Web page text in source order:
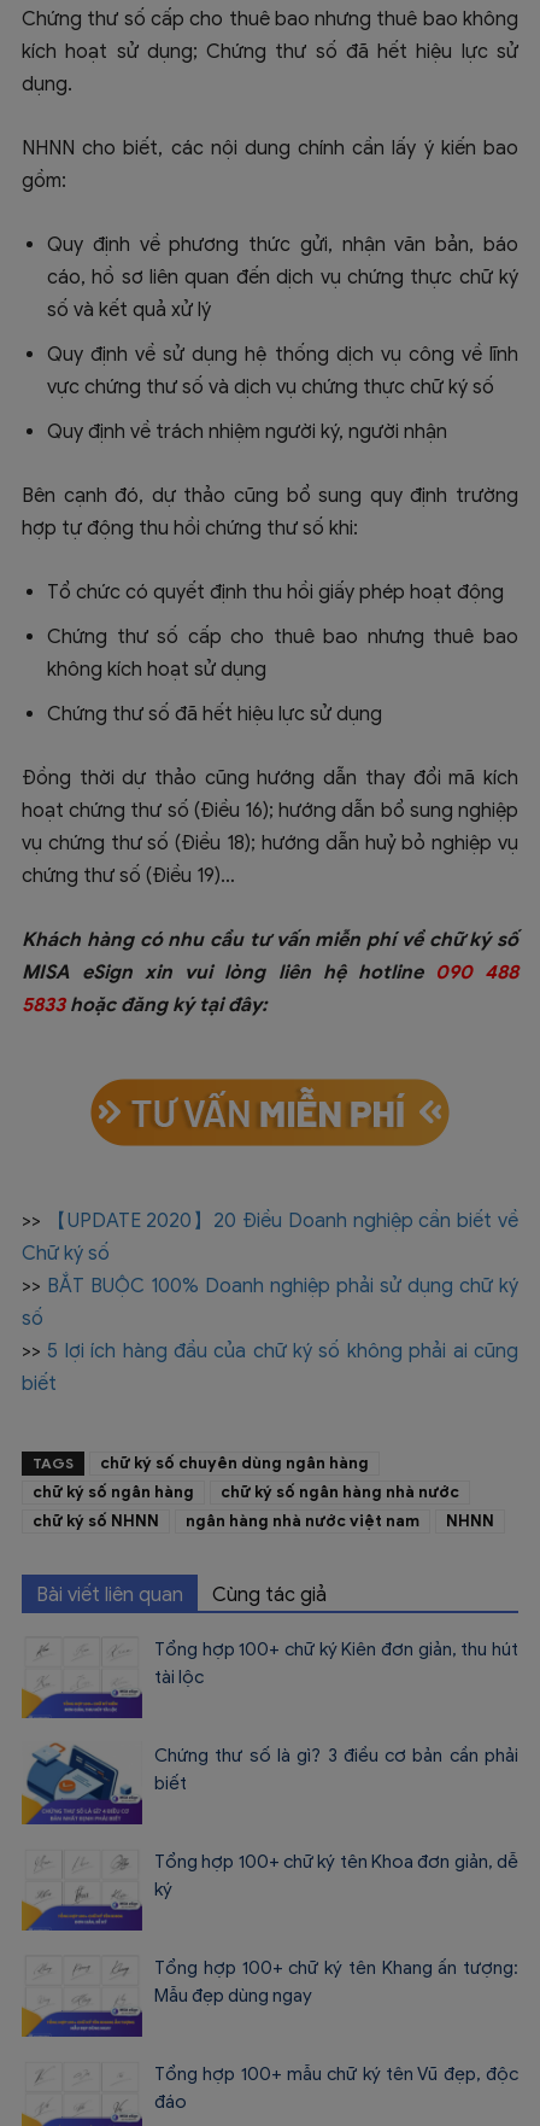
Chứng thư số cấp cho thuê bao nhưng thuê bao không
kích hoạt sử dụng; Chứng thư số đã hết hiệu lực sử
dụng.
NHNN cho biết, các nội dung chính cần lấy ý kiến bao
gồm:
Quy định về phương thức gửi, nhận văn bản, báo
cáo, hồ sơ liên quan đến dịch vụ chứng thực chữ ký
số và kết quả xử lý
Quy định về sử dụng hệ thống dịch vụ công về lĩnh
vực chứng thư số và dịch vụ chứng thực chữ ký số
Quy định về trách nhiệm người ký, người nhận
Bên cạnh đó, dự thảo cũng bổ sung quy định trường
hợp tự động thu hồi chứng thư số khi:
Tổ chức có quyết định thu hồi giấy phép hoạt động
Chứng thư số cấp cho thuê bao nhưng thuê bao
không kích hoạt sử dụng
Chứng thư số đã hết hiệu lực sử dụng
Đồng thời dự thảo cũng hướng dẫn thay đổi mã kích
hoạt chứng thư số (Điều 16); hướng dẫn bổ sung nghiệp
vụ chứng thư số (Điều 18); hướng dẫn huỷ bỏ nghiệp vụ
chứng thư số (Điều 19)…
Khách hàng có nhu cầu tư vấn miễn phí về chữ ký số
MISA eSign xin vui lòng liên hệ hotline 090 488
5833hoặc đăng ký tại đây:
>>
【UPDATE 2020】20 Điều Doanh nghiệp cần biết về
Chữ ký số
>> BẮT BUỘC 100% Doanh nghiệp phải sử dụng chữ ký
số
>> 5 lợi ích hàng đầu của chữ ký số không phải ai cũng
biết
TAGS
chữ ký số chuyên dùng ngân hàng
chữ ký số ngân hàng
chữ ký số ngân hàng nhà nước
chữ ký số NHNN
ngân hàng nhà nước việt nam NHNN
Bài viết liên quan Cùng tác giả
Tổng hợp 100+ chữ ký Kiên đơn giản, thu hút
tài lộc
Chứng thư số là gì? 3 điều cơ bản cần phải
biết
Tổng hợp 100+ chữ ký tên Khoa đơn giản, dễ
ký
Tổng hợp 100+ chữ ký tên Khang ấn tượng:
Mẫu đẹp dùng ngay
Tổng hợp 100+ mẫu chữ ký tên Vũ đẹp, độc
đáo